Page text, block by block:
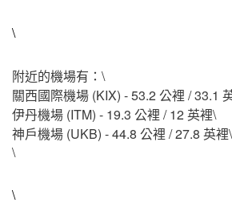
\
附近的機場有：\
關西國際機場 (KIX) - 53.2 公裡 / 33.1
伊丹機場 (ITM) - 19.3 公裡 / 12 英裡\
神戶機場 (UKB) - 44.8 公裡 / 27.8 英裡\
\
\